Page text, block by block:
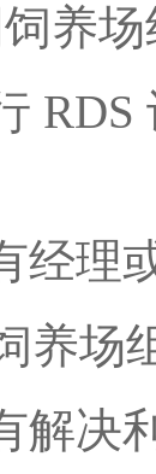
养
经理
养场
解决